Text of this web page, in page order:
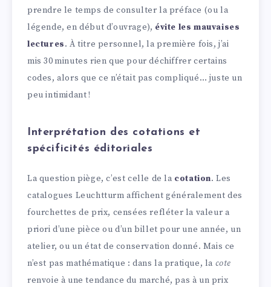
prendre le temps de consulter la préface (ou la
légende, en début d’ouvrage), évite les mauvaises
lectures. À titre personnel, la première fois, j’ai
mis 30 minutes rien que pour déchiffrer certains
codes, alors que ce n’était pas compliqué… juste un
peu intimidant !
Interprétation des cotations et
spécificités éditoriales
La question piège, c’est celle de la cotation. Les
catalogues Leuchtturm affichent généralement des
fourchettes de prix, censées refléter la valeur a
priori d’une pièce ou d’un billet pour une année, un
atelier, ou un état de conservation donné. Mais ce
n’est pas mathématique : dans la pratique, la cote
renvoie à une tendance du marché, pas à un prix